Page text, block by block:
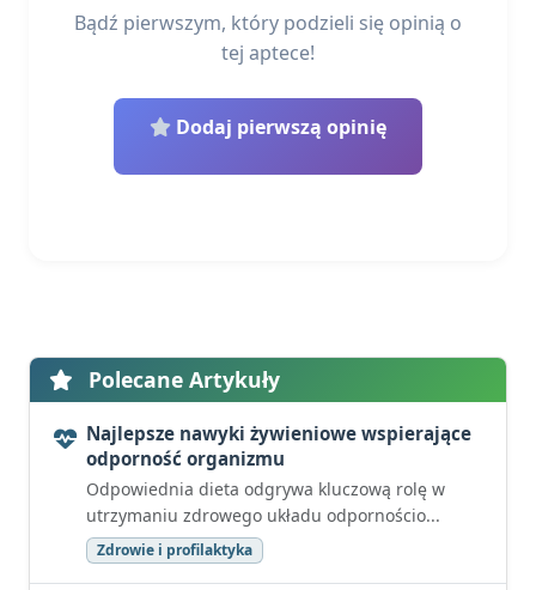
Bądź pierwszym, który podzieli się opinią o
tej aptece!
Dodaj pierwszą opinię
Polecane Artykuły
Najlepsze nawyki żywieniowe wspierające
odporność organizmu
Odpowiednia dieta odgrywa kluczową rolę w
utrzymaniu zdrowego układu odpornościo...
Zdrowie i profilaktyka